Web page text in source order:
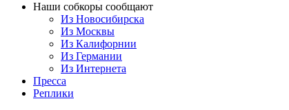
Наши собкоры сообщают
Из Новосибирска
Из Москвы
Из Калифорнии
Из Германии
Из Интернета
Пресса
Реплики